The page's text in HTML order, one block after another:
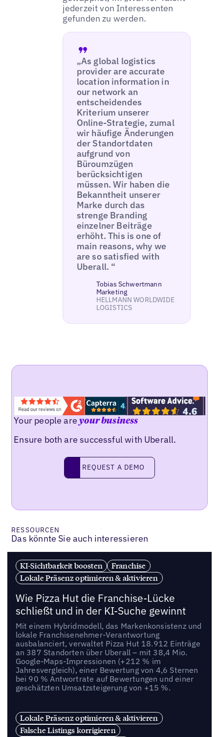
jederzeit von Interessenten
gefunden zu werden.
„As global logistics
provider are accurate
location information in
our network an
entscheidendes
Kriterium unserer
Online-Strategie, zumal
wir häufige Änderungen
der Standortdaten
aufgrund von
Büroumzügen
berücksichtigen
müssen. Wir haben die
Bekanntheit unserer
Marke durch das
strenge Branding
einzelner Beiträge
erhöht. This is one of
main reasons, why we
are so satisfied with
Uberall. “
Tobias Schwertmann
Marketing
HELLMANN WORLDWIDE
LOGISTICS
Your people areyour business
Ensure both are successful with Uberall.
request a demo
REQUEST A DEMO
RESSOURCEN
Das könnte Sie auch interessieren
KI-Sichtbarkeit boosten
Franchise
Lokale Präsenz optimieren & aktivieren
Wie Pizza Hut die Franchise-Lücke
schließt und in der KI-Suche gewinnt
Mit einem Hybridmodell, das Markenkonsistenz und
lokale Franchisenehmer-Verantwortung
ausbalanciert, verwaltet Pizza Hut 18.912 Einträge
an 387 Standorten über Uberall – mit 38,4 Mio.
Google-Maps-Impressionen (+212 % im
Jahresvergleich), einer Bewertung von 4,6 Sternen
bei 90 % Antwortrate auf Bewertungen und einer
geschätzten Umsatzsteigerung von +15 %.
Lokale Präsenz optimieren & aktivieren
Falsche Listings korrigieren